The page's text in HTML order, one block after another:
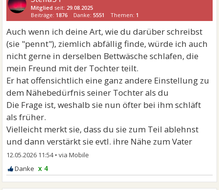
Mitglied seit: 29.08.2025
Beiträge: 1876 Danke:5551 Themen: 1
Auch wenn ich deine Art, wie du darüber schreibst
(sie "pennt"), ziemlich abfällig finde, würde ich auch
nicht gerne in derselben Bettwäsche schlafen, die
mein Freund mit der Tochter teilt.
Er hat offensichtlich eine ganz andere Einstellung zu
dem Nähebedürfnis seiner Tochter als du
Die Frage ist, weshalb sie nun öfter bei ihm schläft
als früher.
Vielleicht merkt sie, dass du sie zum Teil ablehnst
und dann verstärkt sie evtl. ihre Nähe zum Vater
12.05.2026 11:54•
x 4